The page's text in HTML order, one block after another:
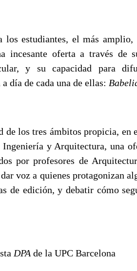
los estudiantes, el más
incesante oferta a través de
y su capacidad para
día de cada una de ellas:
de los tres ámbitos propicia, en
Ingeniería y Arquitectura, una
por profesores de
voz a quienes protagonizan
de edición, y debatir cómo
DPA de la UPC Barcelona